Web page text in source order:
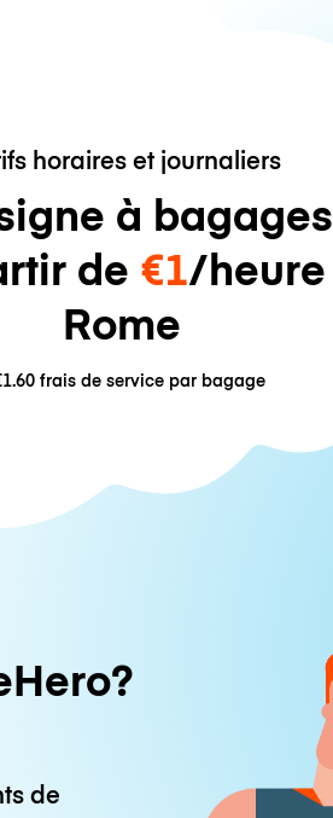
horaires et journaliers
à bagages
de €1/heure
Rome
frais de service par bagage
de